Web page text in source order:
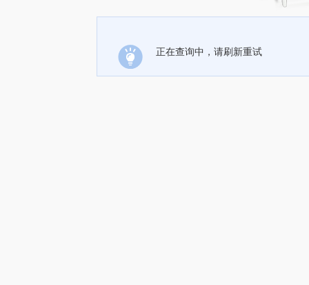
正在查询中，请刷新重试